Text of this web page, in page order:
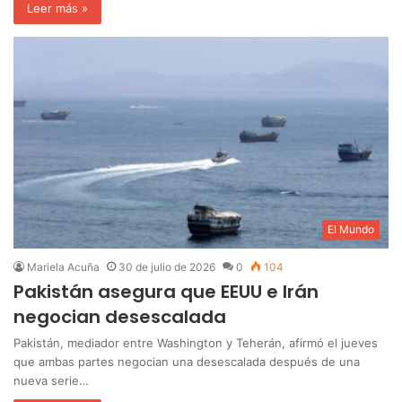
Leer más »
El Mundo
Mariela Acuña 30 de julio de 2026 0 104
Pakistán asegura que EEUU e Irán
negocian desescalada
Pakistán, mediador entre Washington y Teherán, afirmó el jueves
que ambas partes negocian una desescalada después de una
nueva serie…